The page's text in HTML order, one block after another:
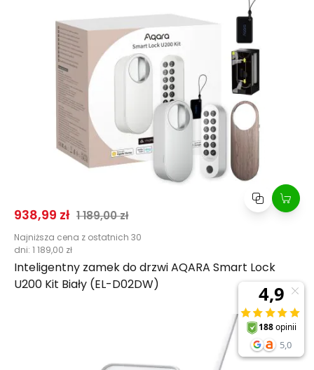
Cena promocyjna
938,99 zł Normalna cena
1 189,00 zł
Najniższa cena z ostatnich 30
dni: 1 189,00 zł
Inteligentny zamek do drzwi AQARA Smart Lock
U200 Kit Biały (EL-D02DW)
Porównaj